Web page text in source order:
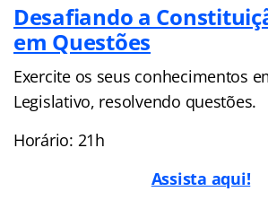
Desafiando a
em Questões
Exercite os seus conhecimentos
Legislativo, resolvendo questões.
Horário: 21h
Assista aqui!